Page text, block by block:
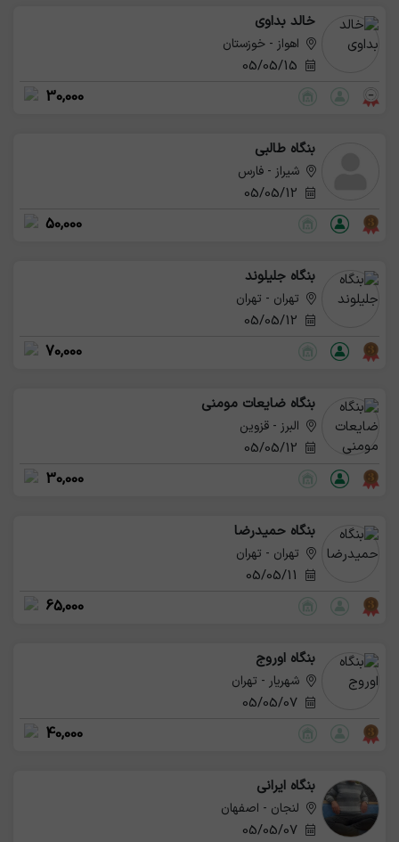
خالد بداوی
اهواز - خوزستان
30,000
بنگاه طالبی
شیراز - فارس
50,000
بنگاه جلیلوند
تهران - تهران
70,000
بنگاه ضایعات مومنی
البرز - قزوین
30,000
بنگاه حمیدرضا
تهران - تهران
65,000
بنگاه اوروج
شهریار - تهران
05/05/07
40,000
بنگاه ایرانی
لنجان - اصفهان
05/05/07